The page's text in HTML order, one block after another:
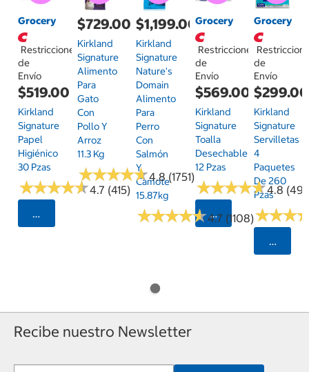
Grocery
Restricciones
de
Envío
$519.00
Kirkland
Signature
Papel
Higiénico
30 Pzas
★★★★★
★★★★★4.7 (415)
Seleccionar Código Postal
$729.00
Kirkland
Signature
Alimento
Para
Gato
Con
Pollo Y
Arroz
11.3 Kg
★★★★★
★★★★★4.8 (1751)
$1,199.00
Kirkland
Signature
Nature's
Domain
Alimento
Para
Perro
Con
Salmón
Y
Camote
15.87kg
★★★★★
★★★★★4.7 (1108)
Grocery
Restricciones
de
Envío
$569.00
Kirkland
Signature
Toalla
Desechable
12 Pzas
★★★★★
★★★★★4.8
Seleccionar
Grocery
de
Envío
$299.00
Kirkland
Signature
Servilletas
4
Paquetes
De 260
Pzas
★★★
★★★
Recibe nuestro Newsletter